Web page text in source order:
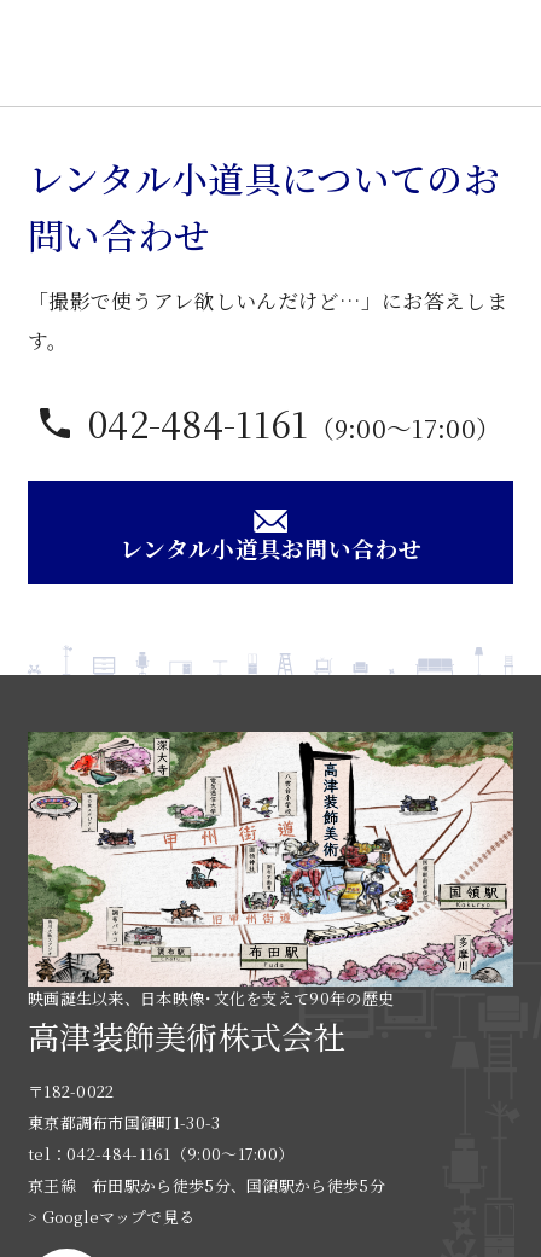
個
レンタル小道具についてのお
問い合わせ
「撮影で使うアレ欲しいんだけど…」にお答えしま
す。
042-484-1161 （9:00〜17:00）
レンタル小道具お問い合わせ
映画誕生以来、日本映像･文化を支えて90年の歴史
高津装飾美術株式会社
〒182-0022
東京都調布市国領町1-30-3
tel：042-484-1161（9:00〜17:00）
京王線 布田駅から徒歩5分、国領駅から徒歩5分
> Googleマップで見る